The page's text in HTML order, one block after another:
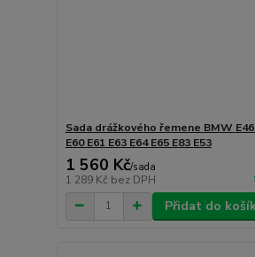
Sada drážkového řemene BMW E46
E60 E61 E63 E64 E65 E83 E53
1 560 Kč/sada
1 289 Kč bez DPH
Přidat do